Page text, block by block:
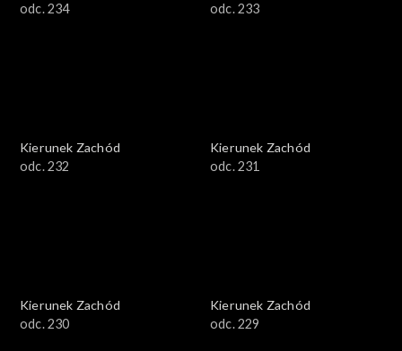
odc. 234
odc. 233
Kierunek Zachód
odc. 232
Kierunek Zachód
odc. 231
Kierunek Zachód
odc. 230
Kierunek Zachód
odc. 229